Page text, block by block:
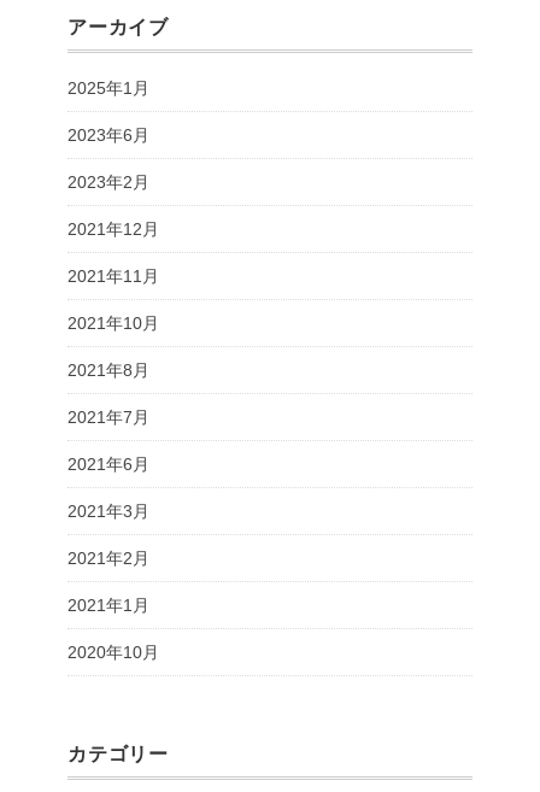
アーカイブ
2025年1月
2023年6月
2023年2月
2021年12月
2021年11月
2021年10月
2021年8月
2021年7月
2021年6月
2021年3月
2021年2月
2021年1月
2020年10月
カテゴリー